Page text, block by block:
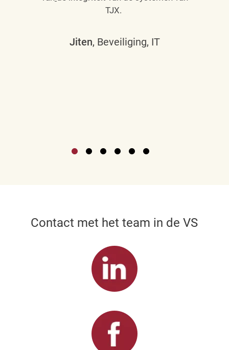
TJX.
Jiten, Beveiliging, IT
Contact met het team in de VS